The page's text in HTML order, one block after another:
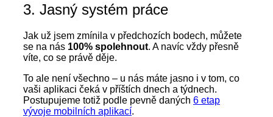
3. Jasný systém práce
Jak už jsem zmínila v předchozích bodech, můžete
se na nás 100% spolehnout. A navíc vždy přesně
víte, co se právě děje.
To ale není všechno – u nás máte jasno i v tom, co
vaši aplikaci čeká v příštích dnech a týdnech.
Postupujeme totiž podle pevně daných 6 etap
vývoje mobilních aplikací.